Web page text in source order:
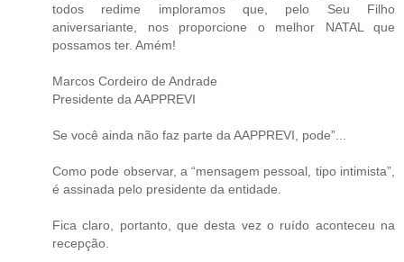
todos redime imploramos que, pelo Seu Filho
aniversariante, nos proporcione o melhor NATAL que
possamos ter. Amém!
Marcos Cordeiro de Andrade
Presidente da AAPPREVI
Se você ainda não faz parte da AAPPREVI, pode”...
Como pode observar, a “mensagem pessoal, tipo intimista”,
é assinada pelo presidente da entidade.
Fica claro, portanto, que desta vez o ruído aconteceu na
recepção.